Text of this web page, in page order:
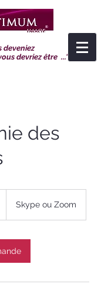
deveniez
devriez être ..."
des
Skype ou Zoom